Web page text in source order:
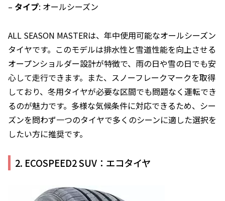
– タイプ: オールシーズン
ALL SEASON MASTERは、年中使用可能なオールシーズン
タイヤです。このモデルは排水性と雪道性能を向上させる
オープンショルダー設計が特徴で、雨の日や雪の日でも安
心して走行できます。また、スノーフレークマークを取得
しており、冬用タイヤが必要な区間でも問題なく運転でき
るのが魅力です。多様な気候条件に対応できるため、シー
ズンを問わず一つのタイヤで多くのシーンに適した選択を
したい方に推奨です。
2. ECOSPEED2 SUV：エコタイヤ